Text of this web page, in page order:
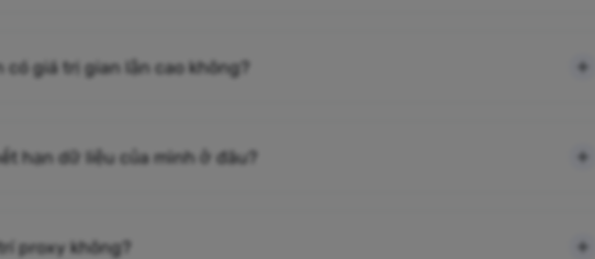
giá trị gian lận cao không?
hạn dữ liệu của mình ở đâu?
proxy không?